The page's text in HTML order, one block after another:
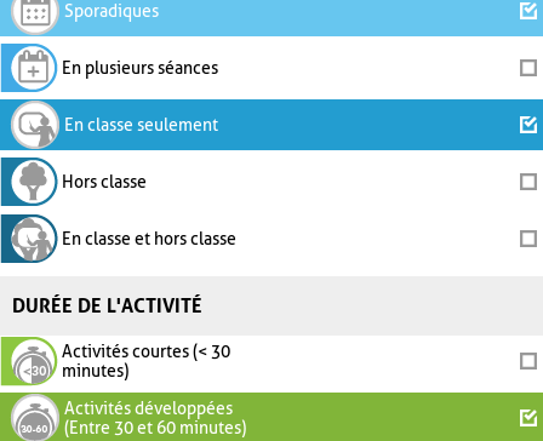
Sporadiques
En plusieurs séances
En classe seulement
Hors classe
En classe et hors classe
DURÉE DE L'ACTIVITÉ
Activités courtes (< 30
minutes)
Activités développées
(Entre 30 et 60 minutes)